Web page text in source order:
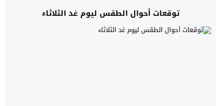
توقعات أحوال الطقس ليوم غد الثلاثاء